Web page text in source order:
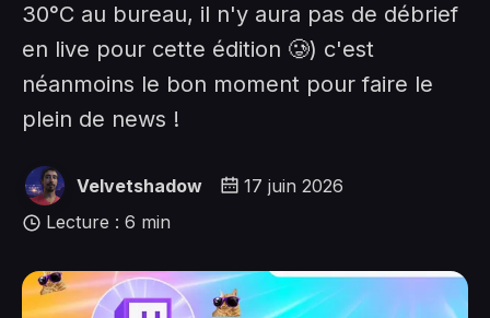
30°C au bureau, il n'y aura pas de débrief
en live pour cette édition 🥲) c'est
néanmoins le bon moment pour faire le
plein de news !
Velvetshadow
17 juin 2026
Lecture : 6 min